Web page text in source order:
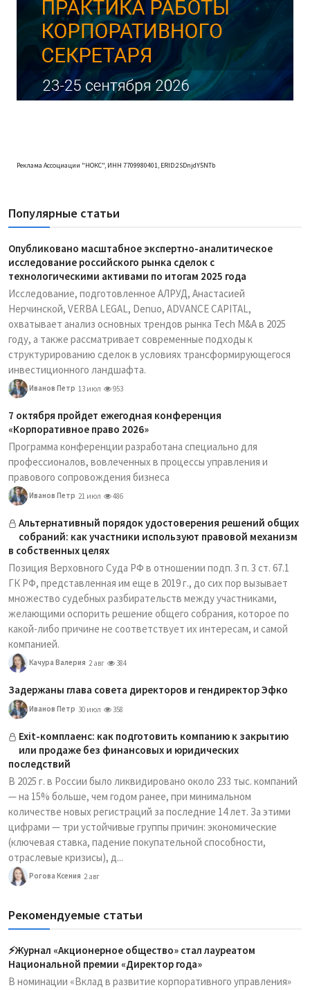
Реклама Ассоциации "НОКС", ИНН 7709980401, ERID:2SDnjdY5NTb
Популярные статьи
Опубликовано масштабное экспертно-аналитическое
исследование российского рынка сделок с
технологическими активами по итогам 2025 года
Исследование, подготовленное АЛРУД, Анастасией
Нерчинской, VERBA LEGAL, Denuo, ADVANCE CAPITAL,
охватывает анализ основных трендов рынка Tech M&A в 2025
году, а также рассматривает современные подходы к
структурированию сделок в условиях трансформирующегося
инвестиционного ландшафта.
Иванов Петр 13 июл 953
7 октября пройдет ежегодная конференция
«Корпоративное право 2026»
Программа конференции разработана специально для
профессионалов, вовлеченных в процессы управления и
правового сопровождения бизнеса
Иванов Петр 21 июл 486
Альтернативный порядок удостоверения решений общих
собраний: как участники используют правовой механизм
в собственных целях
Позиция Верховного Суда РФ в отношении подп. 3 п. 3 ст. 67.1
ГК РФ, представленная им еще в 2019 г., до сих пор вызывает
множество судебных разбирательств между участниками,
желающими оспорить решение общего собрания, которое по
какой-либо причине не соответствует их интересам, и самой
компанией.
Качура Валерия 2 авг 384
Задержаны глава совета директоров и гендиректор Эфко
Иванов Петр 30 июл 358
Exit-комплаенс: как подготовить компанию к закрытию
или продаже без финансовых и юридических
последствий
В 2025 г. в России было ликвидировано около 233 тыс. компаний
— на 15% больше, чем годом ранее, при минимальном
количестве новых регистраций за последние 14 лет. За этими
цифрами — три устойчивые группы причин: экономические
(ключевая ставка, падение покупательной способности,
отраслевые кризисы), д...
Рогова Ксения 2 авг
Рекомендуемые статьи
⚡️Журнал «Акционерное общество» стал лауреатом
Национальной премии «Директор года»
В номинации «Вклад в развитие корпоративного управления»